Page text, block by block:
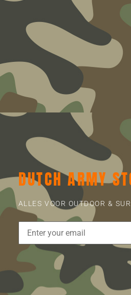
DUTCH ARMY
ALLES VOOR OUTDOOR &